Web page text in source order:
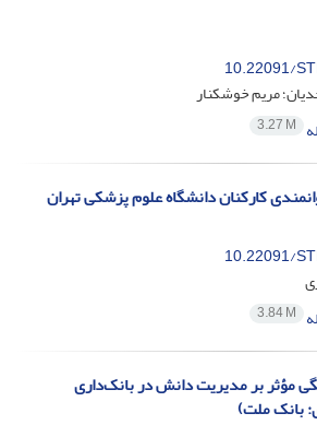
10.22091/
مریم خوشکنار
3.27 M
کارکنان دانشگاه علوم پزشکی تهران
10.22091/
3.84 M
مؤثر بر مدیریت دانش در بانک‌داری
بانک ملت)